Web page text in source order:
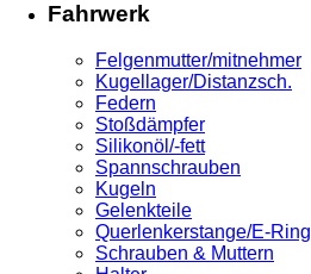
Fahrwerk
Felgenmutter/mitnehmer
Kugellager/Distanzsch.
Federn
Stoßdämpfer
Silikonöl/-fett
Spannschrauben
Kugeln
Gelenkteile
Querlenkerstange/E-Ring
Schrauben & Muttern